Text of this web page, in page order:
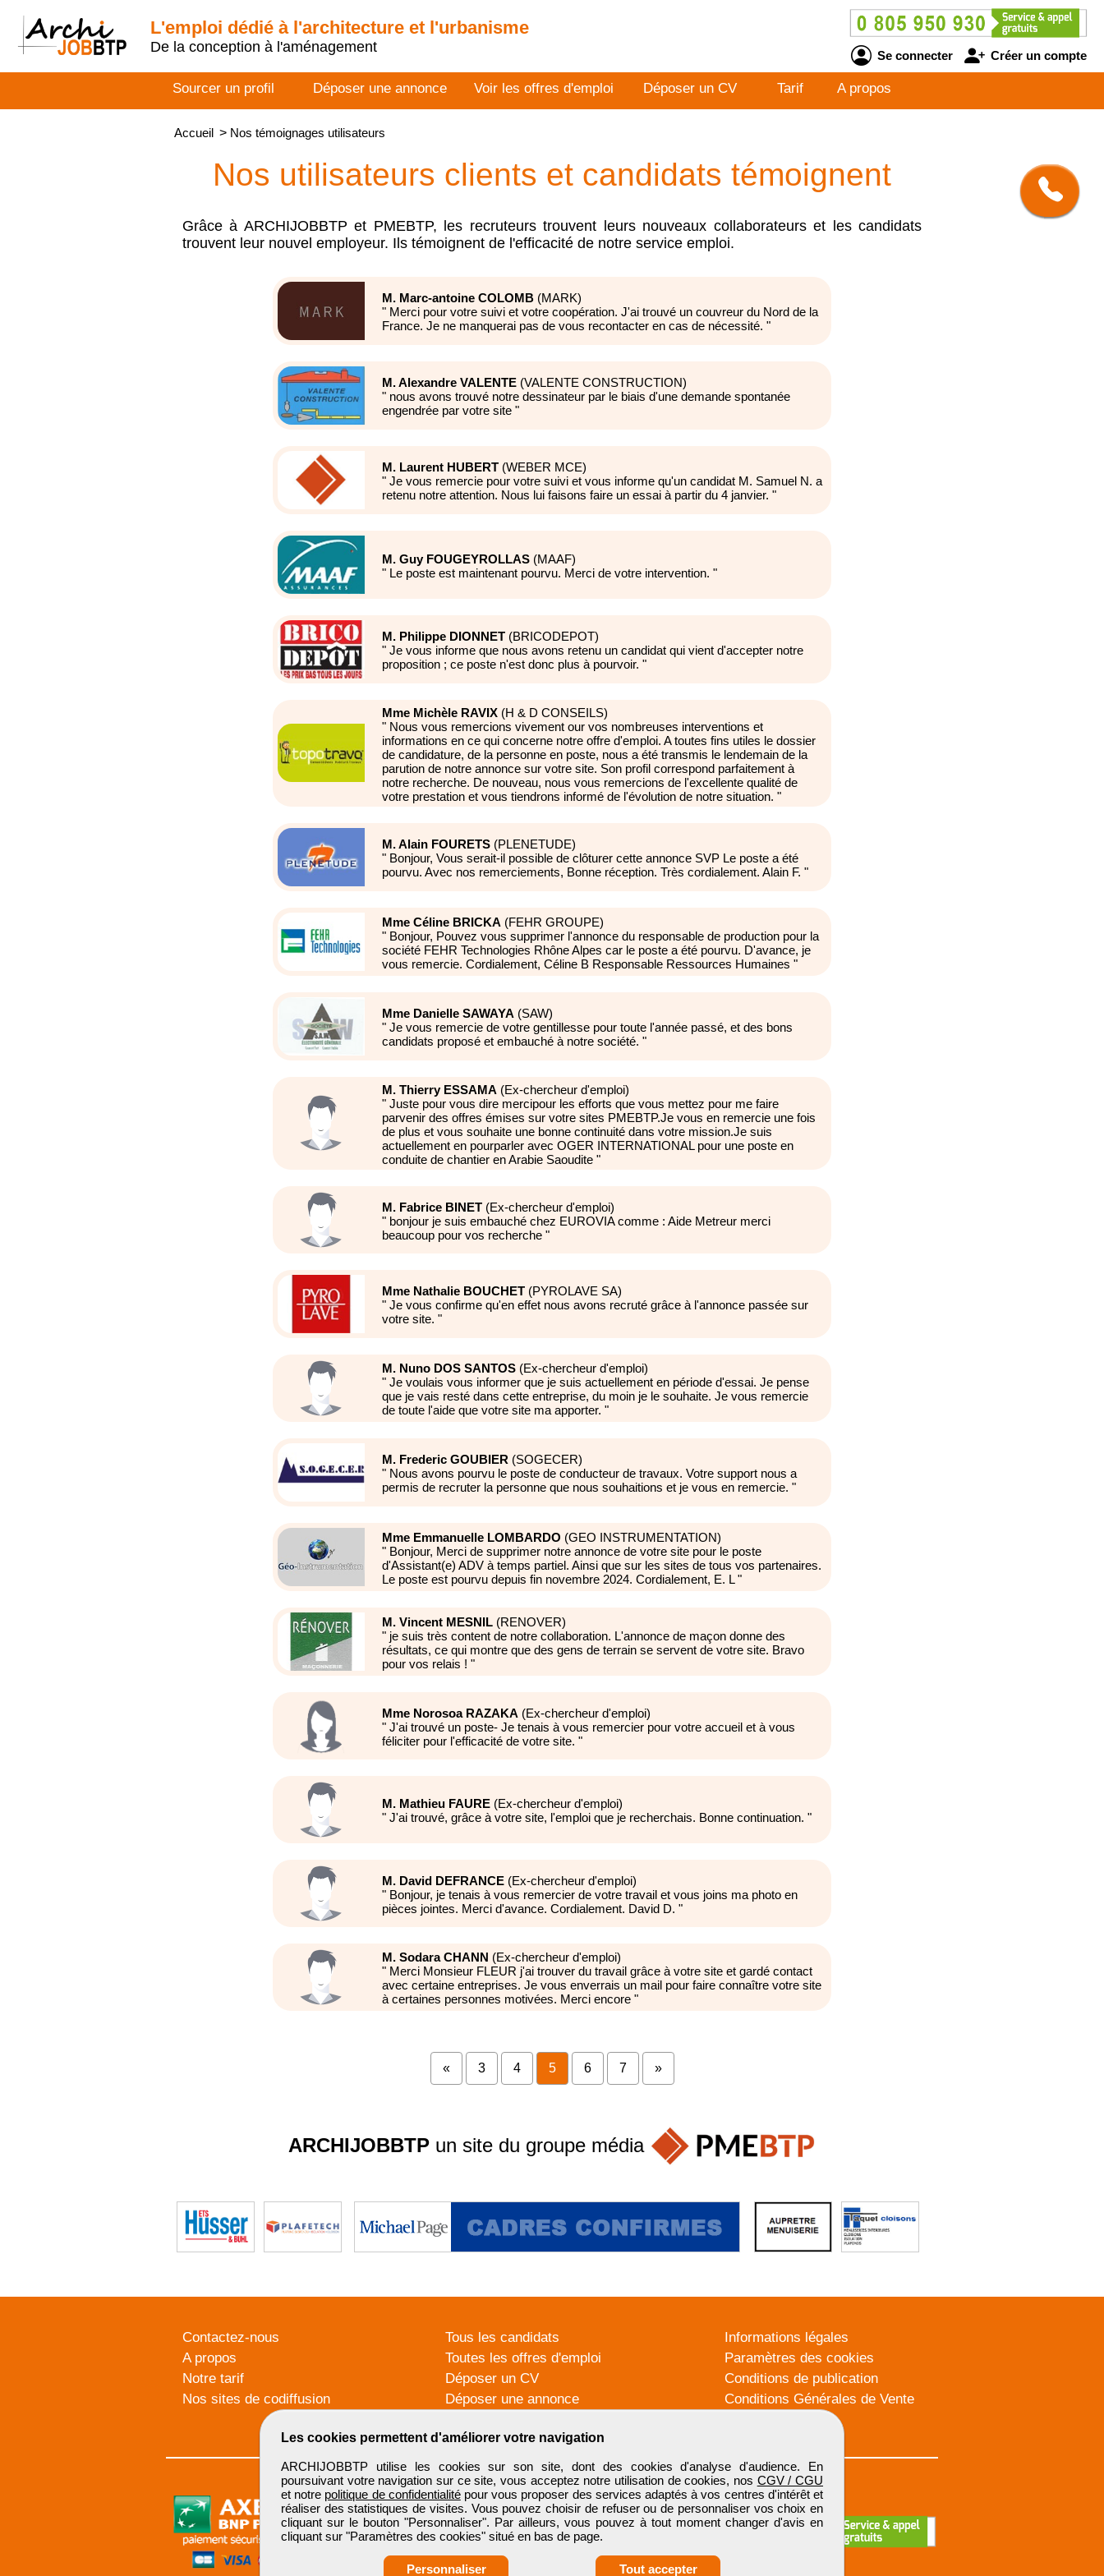
L'emploi dédié à l'architecture et l'urbanisme
De la conception à l'aménagement
Se connecter Créer un compte
Sourcer un profil Déposer une annonce Voir les offres d'emploi Déposer un CV Tarif A propos
Accueil > Nos témoignages utilisateurs
Nos utilisateurs clients et candidats témoignent
Grâce à ARCHIJOBBTP et PMEBTP, les recruteurs trouvent leurs nouveaux collaborateurs et les candidats
trouvent leur nouvel employeur. Ils témoignent de l'efficacité de notre service emploi.
M. Marc-antoine COLOMB (MARK)
" Merci pour votre suivi et votre coopération. J'ai trouvé un couvreur du Nord de la
France. Je ne manquerai pas de vous recontacter en cas de nécessité. "
M. Alexandre VALENTE (VALENTE CONSTRUCTION)
" nous avons trouvé notre dessinateur par le biais d'une demande spontanée
engendrée par votre site "
M. Laurent HUBERT (WEBER MCE)
" Je vous remercie pour votre suivi et vous informe qu'un candidat M. Samuel N. a
retenu notre attention. Nous lui faisons faire un essai à partir du 4 janvier. "
M. Guy FOUGEYROLLAS (MAAF)
" Le poste est maintenant pourvu. Merci de votre intervention. "
M. Philippe DIONNET (BRICODEPOT)
" Je vous informe que nous avons retenu un candidat qui vient d'accepter notre
proposition ; ce poste n'est donc plus à pourvoir. "
Mme Michèle RAVIX (H & D CONSEILS)
" Nous vous remercions vivement our vos nombreuses interventions et
informations en ce qui concerne notre offre d'emploi. A toutes fins utiles le dossier
de candidature, de la personne en poste, nous a été transmis le lendemain de la
parution de notre annonce sur votre site. Son profil correspond parfaitement à
notre recherche. De nouveau, nous vous remercions de l'excellente qualité de
votre prestation et vous tiendrons informé de l'évolution de notre situation. "
M. Alain FOURETS (PLENETUDE)
" Bonjour, Vous serait-il possible de clôturer cette annonce SVP Le poste a été
pourvu. Avec nos remerciements, Bonne réception. Très cordialement. Alain F. "
Mme Céline BRICKA (FEHR GROUPE)
" Bonjour, Pouvez vous supprimer l'annonce du responsable de production pour la
société FEHR Technologies Rhône Alpes car le poste a été pourvu. D'avance, je
vous remercie. Cordialement, Céline B Responsable Ressources Humaines "
Mme Danielle SAWAYA (SAW)
" Je vous remercie de votre gentillesse pour toute l'année passé, et des bons
candidats proposé et embauché à notre société. "
M. Thierry ESSAMA (Ex-chercheur d'emploi)
" Juste pour vous dire mercipour les efforts que vous mettez pour me faire
parvenir des offres émises sur votre sites PMEBTP.Je vous en remercie une fois
de plus et vous souhaite une bonne continuité dans votre mission.Je suis
actuellement en pourparler avec OGER INTERNATIONAL pour une poste en
conduite de chantier en Arabie Saoudite "
M. Fabrice BINET (Ex-chercheur d'emploi)
" bonjour je suis embauché chez EUROVIA comme : Aide Metreur merci
beaucoup pour vos recherche "
Mme Nathalie BOUCHET (PYROLAVE SA)
" Je vous confirme qu'en effet nous avons recruté grâce à l'annonce passée sur
votre site. "
M. Nuno DOS SANTOS (Ex-chercheur d'emploi)
" Je voulais vous informer que je suis actuellement en période d'essai. Je pense
que je vais resté dans cette entreprise, du moin je le souhaite. Je vous remercie
de toute l'aide que votre site ma apporter. "
M. Frederic GOUBIER (SOGECER)
" Nous avons pourvu le poste de conducteur de travaux. Votre support nous a
permis de recruter la personne que nous souhaitions et je vous en remercie. "
Mme Emmanuelle LOMBARDO (GEO INSTRUMENTATION)
" Bonjour, Merci de supprimer notre annonce de votre site pour le poste
d'Assistant(e) ADV à temps partiel. Ainsi que sur les sites de tous vos partenaires.
Le poste est pourvu depuis fin novembre 2024. Cordialement, E. L"
M. Vincent MESNIL (RENOVER)
" je suis très content de notre collaboration. L'annonce de maçon donne des
résultats, ce qui montre que des gens de terrain se servent de votre site. Bravo
pour vos relais ! "
Mme Norosoa RAZAKA (Ex-chercheur d'emploi)
" J'ai trouvé un poste- Je tenais à vous remercier pour votre accueil et à vous
féliciter pour l'efficacité de votre site. "
M. Mathieu FAURE (Ex-chercheur d'emploi)
" J'ai trouvé, grâce à votre site, l'emploi que je recherchais. Bonne continuation. "
M. David DEFRANCE (Ex-chercheur d'emploi)
" Bonjour, je tenais à vous remercier de votre travail et vous joins ma photo en
pièces jointes. Merci d'avance. Cordialement. David D. "
M. Sodara CHANN (Ex-chercheur d'emploi)
" Merci Monsieur FLEUR j'ai trouver du travail grâce à votre site et gardé contact
avec certaine entreprises. Je vous enverrais un mail pour faire connaître votre site
à certaines personnes motivées. Merci encore "
« 3 4 5 6 7 »
Les cookies permettent d'améliorer votre navigation
ARCHIJOBBTP utilise les cookies sur son site, dont des cookies d'analyse d'audience. En
poursuivant votre navigation sur ce site, vous acceptez notre utilisation de cookies, nos CGV / CGU
et notre politique de confidentialitépour vous proposer des services adaptés à vos centres d'intérêt et
réaliser des statistiques de visites. Vous pouvez choisir de refuser ou de personnaliser vos choix en
cliquant sur le bouton "Personnaliser". Par ailleurs, vous pouvez à tout moment changer d'avis en
cliquant sur "Paramètres des cookies" situé en bas de page.
Personnaliser Tout accepter
ARCHIJOBBTPun site du groupe média
Contactez-nous
A propos
Notre tarif
Nos sites de codiffusion
Tous les candidats
Toutes les offres d'emploi
Déposer un CV
Déposer une annonce
Informations légales
Paramètres des cookies
Conditions de publication
Conditions Générales de Vente